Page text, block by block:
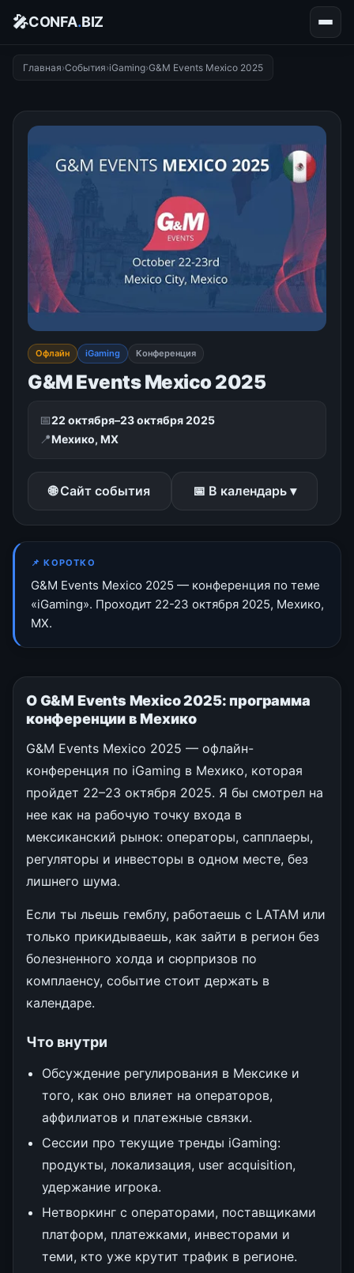
🎤CONFA.BIZ
Главная›События›iGaming›G&M Events Mexico 2025
Офлайн iGaming Конференция
G&M Events Mexico 2025
📅22 октября–23 октября 2025
📍Мехико, MX
🌐 Сайт события 📅 В календарь ▾
📌 КОРОТКО
G&M Events Mexico 2025 — конференция по теме
«iGaming». Проходит 22-23 октября 2025, Мехико,
MX.
О G&M Events Mexico 2025: программа
конференции в Мехико
G&M Events Mexico 2025 — офлайн-
конференция по iGaming в Мехико, которая
пройдет 22–23 октября 2025. Я бы смотрел на
нее как на рабочую точку входа в
мексиканский рынок: операторы, сапплаеры,
регуляторы и инвесторы в одном месте, без
лишнего шума.
Если ты льешь гемблу, работаешь с LATAM или
только прикидываешь, как зайти в регион без
болезненного холда и сюрпризов по
комплаенсу, событие стоит держать в
календаре.
Что внутри
Обсуждение регулирования в Мексике и
того, как оно влияет на операторов,
аффилиатов и платежные связки.
Сессии про текущие тренды iGaming:
продукты, локализация, user acquisition,
удержание игрока.
Нетворкинг с операторами, поставщиками
платформ, платежками, инвесторами и
теми, кто уже крутит трафик в регионе.